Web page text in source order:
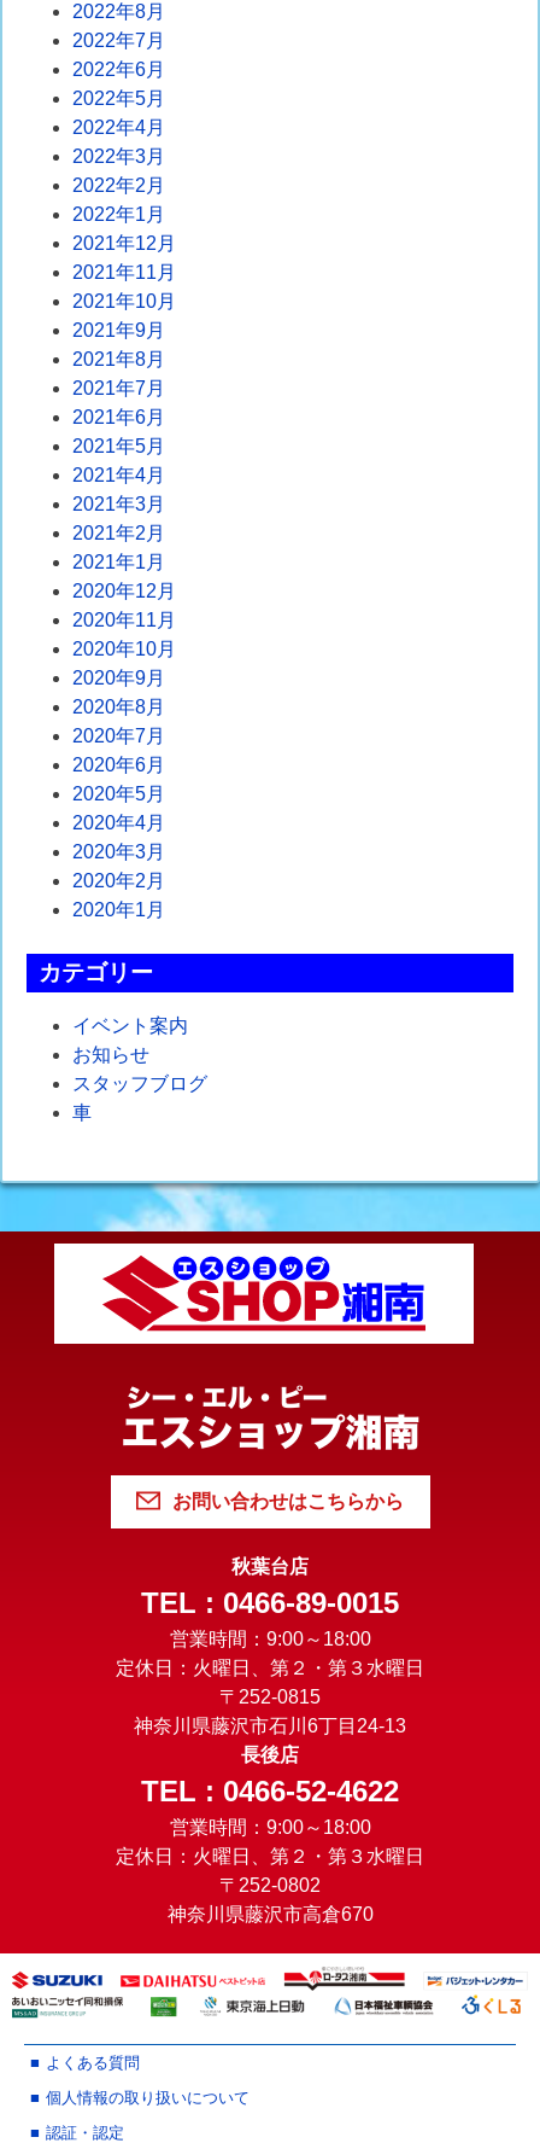
2022年8月
2022年7月
2022年6月
2022年5月
2022年4月
2022年3月
2022年2月
2022年1月
2021年12月
2021年11月
2021年10月
2021年9月
2021年8月
2021年7月
2021年6月
2021年5月
2021年4月
2021年3月
2021年2月
2021年1月
2020年12月
2020年11月
2020年10月
2020年9月
2020年8月
2020年7月
2020年6月
2020年5月
2020年4月
2020年3月
2020年2月
2020年1月
カテゴリー
イベント案内
お知らせ
スタッフブログ
車
お問い合わせはこちらから
秋葉台店
TEL : 0466-89-0015
営業時間：9:00～18:00
定休日：火曜日、第２・第３水曜日
〒252-0815
神奈川県藤沢市石川6丁目24-13
長後店
TEL : 0466-52-4622
営業時間：9:00～18:00
定休日：火曜日、第２・第３水曜日
〒252-0802
神奈川県藤沢市高倉670
よくある質問
個人情報の取り扱いについて
認証・認定